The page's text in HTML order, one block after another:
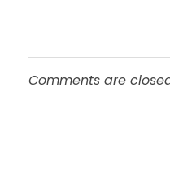
Comments are